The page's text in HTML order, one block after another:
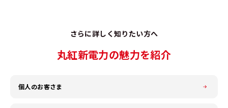
さらに詳しく知りたい方へ
丸紅新電力の魅力を紹介
個人のお客さま